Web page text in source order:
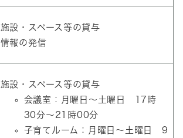
施設・スペース等の貸与
情報の発信
施設・スペース等の貸与
会議室：月曜日～土曜日 17時
30分～21時00分
子育てルーム：月曜日～土曜日 9